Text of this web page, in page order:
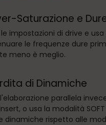
Saturazione e
le impostazioni di drive e usa
le frequenze dure
meno è meglio.
di Dinamiche
parallela
o usa la modalità
dinamiche rispetto alle